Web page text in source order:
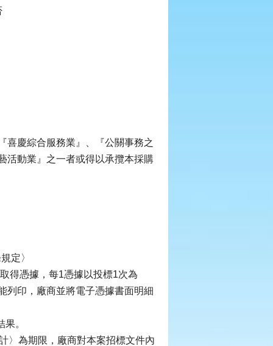
喜慶綜合服務業』、『公關事務之
活動業』之一者或得以承攬本採購
定〉
得憑據，每1憑據以投標1次為
列印，廠商並將電子憑據書面明細
。
〉為期限，廠商對本案招標文件內